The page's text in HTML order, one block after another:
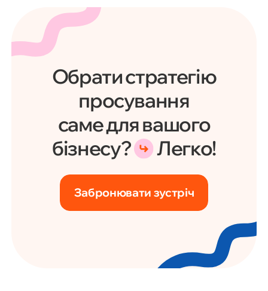
Обрати стратегію
просування
саме для вашого
бізнесу?
Легко!
Забронювати зустріч